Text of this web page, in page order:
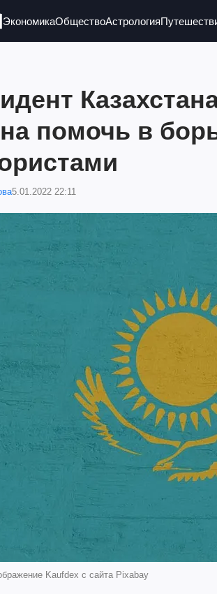
ЭкономикаОбществоАстрология
помочь в
5.01.2022 22:11
Kaufdex с сайта Pixabay